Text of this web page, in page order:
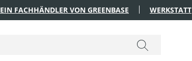
EIN FACHHÄNDLER VON GREENBASE WERKSTATT